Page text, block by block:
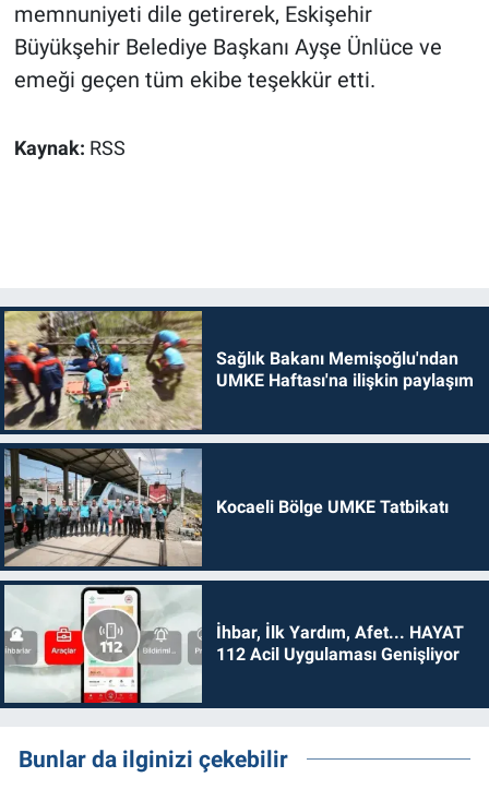
memnuniyeti dile getirerek, Eskişehir
Büyükşehir Belediye Başkanı Ayşe Ünlüce ve
emeği geçen tüm ekibe teşekkür etti.
Kaynak: RSS
Sağlık Bakanı Memişoğlu'ndan
UMKE Haftası'na ilişkin paylaşım
Kocaeli Bölge UMKE Tatbikatı
İhbar, İlk Yardım, Afet... HAYAT
112 Acil Uygulaması Genişliyor
Bunlar da ilginizi çekebilir